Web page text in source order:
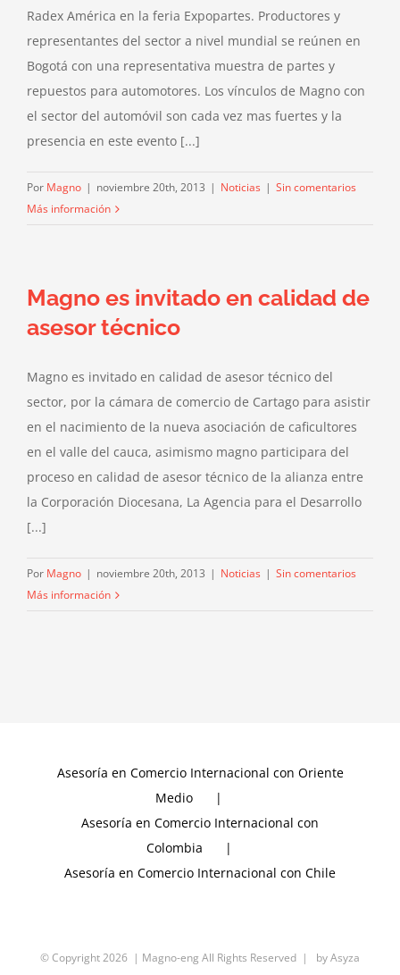
Radex América en la feria Expopartes. Productores y
representantes del sector a nivel mundial se reúnen en
Bogotá con una representativa muestra de partes y
repuestos para automotores. Los vínculos de Magno con
el sector del automóvil son cada vez mas fuertes y la
presencia en este evento [...]
Por Magno | noviembre 20th, 2013 | Noticias | Sin comentarios
Más información
Magno es invitado en calidad de
asesor técnico
Magno es invitado en calidad de asesor técnico del
sector, por la cámara de comercio de Cartago para asistir
en el nacimiento de la nueva asociación de caficultores
en el valle del cauca, asimismo magno participara del
proceso en calidad de asesor técnico de la alianza entre
la Corporación Diocesana, La Agencia para el Desarrollo
[...]
Por Magno | noviembre 20th, 2013 | Noticias | Sin comentarios
Más información
Asesoría en Comercio Internacional con Oriente
Medio
Asesoría en Comercio Internacional con
Colombia
Asesoría en Comercio Internacional con Chile
© Copyright2026 | Magno-eng All Rights Reserved | byAsyza